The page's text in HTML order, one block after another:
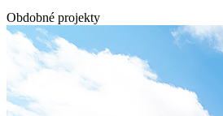
Obdobné projekty